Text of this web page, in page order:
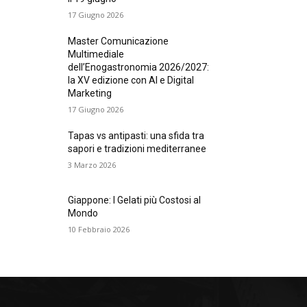
17 Giugno 2026
Master Comunicazione
Multimediale
dell’Enogastronomia 2026/2027:
la XV edizione con AI e Digital
Marketing
17 Giugno 2026
Tapas vs antipasti: una sfida tra
sapori e tradizioni mediterranee
3 Marzo 2026
Giappone: I Gelati più Costosi al
Mondo
10 Febbraio 2026